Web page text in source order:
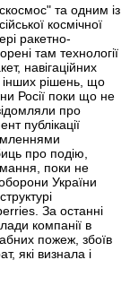
та одним із
космічної
ракетно-
там технології
навігаційних
інших рішень, що
Росії поки що не
про
публікації
про подію,
поки не
України
За останні
компанії в
пожеж, збоїв
які визнала і